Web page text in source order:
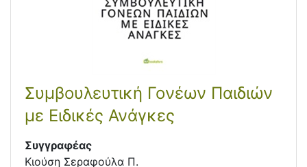
Συμβουλευτική Γονέων Παιδιών
με Ειδικές Ανάγκες
Συγγραφέας
Κιούση Σεραφούλα Π.